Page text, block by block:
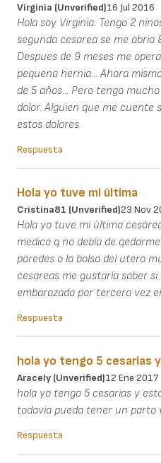
Virginia (unverified)16 Jul 2016
Hola soy Virginia. Tengo 2
segunda cesarea se me abrio
Despues de 9 meses me
pequena hernia... Ahora
de 5 años... Pero tengo
dolor. Alguien que me cuente
estos dolores.
Respuesta
Hola yo tuve mi última
Cristina81 (unverified)23 Nov
Hola yo tuve mi última
medico q no debía de
paredes o la bolsa del utero
cesareas me gustaría saber si
embarazada por tercera vez
Respuesta
hola yo tengo 5 cesarias y
Aracely (unverified)12 Ene 2017
hola yo tengo 5 cesarias y
todavia pueda tener un parto
Respuesta